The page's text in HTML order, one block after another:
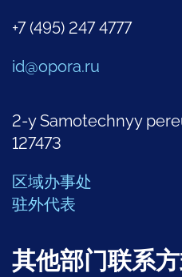
+7 (495) 247 4777
id@opora.ru
2-y Samotechnyy
127473
区域办事处
驻外代表
其他部门联系